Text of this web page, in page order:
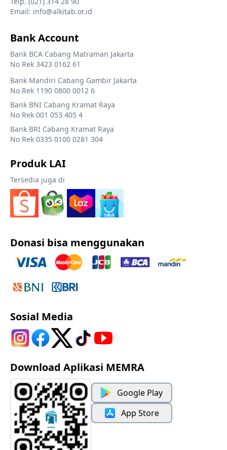
Email: info@alkitab.or.id
Bank Account
Bank BCA Cabang Matraman Jakarta
No Rek 3423 0162 61
Bank Mandiri Cabang Gambir Jakarta
No Rek 1190 0800 0012 6
Bank BNI Cabang Kramat Raya
No Rek 001 053 405 4
Bank BRI Cabang Kramat Raya
No Rek 0335 0100 0281 304
Produk LAI
Tersedia juga di
Donasi bisa menggunakan
Sosial Media
Download Aplikasi MEMRA
Google Play
App Store